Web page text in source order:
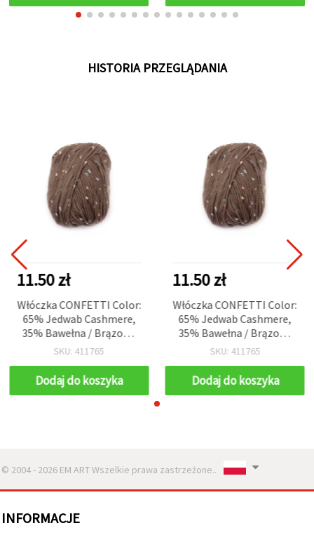
HISTORIA PRZEGLĄDANIA
11.50 zł
Włóczka CONFETTI Color:
65% Jedwab Cashmere,
35% Bawełna / Brązowy
Kolor - 50 g
SKU: 411765
Dodaj do koszyka
11.50 zł
Włóczka CONFETTI Color:
65% Jedwab Cashmere,
35% Bawełna / Brązowy
Kolor - 50 g
SKU: 411765
Dodaj do koszyka
© 2004 - 2026 EM ART Wszelkie prawa zastrzeżone..
INFORMACJE